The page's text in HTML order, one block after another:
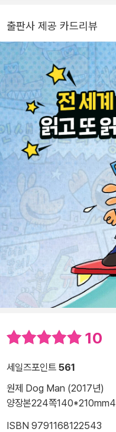
출판사 제공 카드리뷰
10
세일즈포인트 561
원제 Dog Man (2017년)
양장본224쪽140*210mm
ISBN 9791168122543